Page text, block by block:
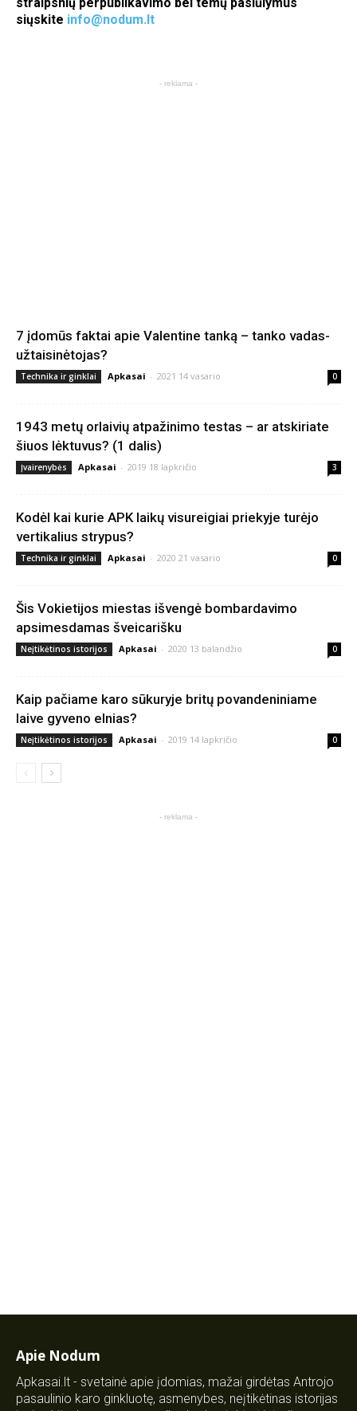
siųskite info@nodum.lt
- reklama -
7 įdomūs faktai apie Valentine tanką – tanko vadas-
užtaisinėtojas?
Technika ir ginklai Apkasai - 2021 14 vasario 0
1943 metų orlaivių atpažinimo testas – ar atskiriate
šiuos lėktuvus? (1 dalis)
Įvairenybės Apkasai - 2019 18 lapkričio 3
Kodėl kai kurie APK laikų visureigiai priekyje turėjo
vertikalius strypus?
Technika ir ginklai Apkasai - 2020 21 vasario 0
Šis Vokietijos miestas išvengė bombardavimo
apsimesdamas šveicarišku
Neįtikėtinos istorijos Apkasai - 2020 13 balandžio 0
Kaip pačiame karo sūkuryje britų povandeniniame
laive gyveno elnias?
Neįtikėtinos istorijos Apkasai - 2019 14 lapkričio 0
- reklama -
Apie Nodum
Apkasai.lt - svetainė apie įdomias, mažai girdėtas Antrojo
pasaulinio karo ginkluotę, asmenybes, neįtikėtinas istorijas